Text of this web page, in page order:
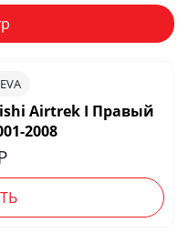
Airtrek I Правый
2008